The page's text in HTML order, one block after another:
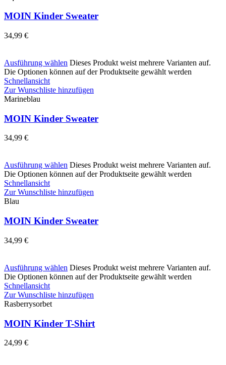
MOIN Kinder Sweater
34,99 €
Ausführung wählen Dieses Produkt weist mehrere Varianten auf.
Die Optionen können auf der Produktseite gewählt werden
Schnellansicht
Zur Wunschliste hinzufügen
Marineblau
MOIN Kinder Sweater
34,99 €
Ausführung wählen Dieses Produkt weist mehrere Varianten auf.
Die Optionen können auf der Produktseite gewählt werden
Schnellansicht
Zur Wunschliste hinzufügen
Blau
MOIN Kinder Sweater
34,99 €
Ausführung wählen Dieses Produkt weist mehrere Varianten auf.
Die Optionen können auf der Produktseite gewählt werden
Schnellansicht
Zur Wunschliste hinzufügen
Rasberrysorbet
MOIN Kinder T-Shirt
24,99 €